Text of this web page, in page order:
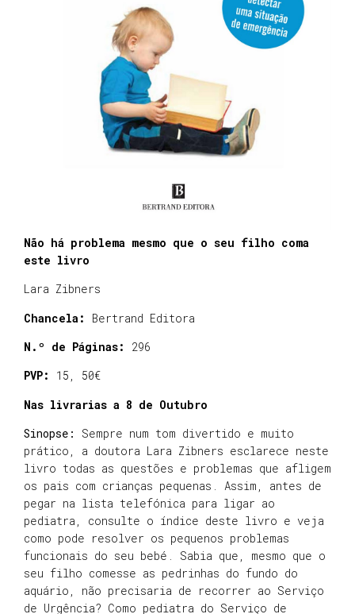
Não há problema mesmo que o seu filho coma
este livro
Lara Zibners
Chancela:
Bertrand Editora
N.º de Páginas:
296
PVP: 15, 50€
Nas livrarias a 8 de Outubro
Sinopse: Sempre num tom divertido e muito
prático, a doutora Lara Zibners esclarece neste
livro todas as questões e problemas que afligem
os pais com crianças pequenas. Assim, antes de
pegar na lista telefónica para ligar ao
pediatra, consulte o índice deste livro e veja
como pode resolver os pequenos problemas
funcionais do seu bebé. Sabia que, mesmo que o
seu filho comesse as pedrinhas do fundo do
aquário, não precisaria de recorrer ao Serviço
de Urgência? Como pediatra do Serviço de